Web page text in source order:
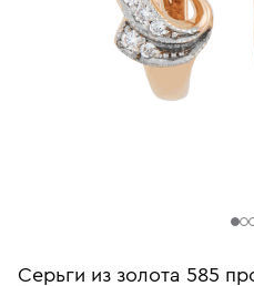
Серьги из золота 585